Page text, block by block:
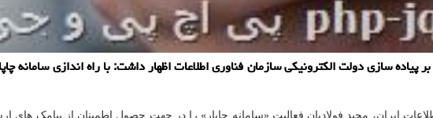
سازی دولت الکترونیکی سازمان فناوری اطلاعات اظهار داشت: با راه اندازی سامانه
ایران، مجید فولادیان فعالیت «سامانه چاپار» را در جهت حصول اطمینان از پیامک های